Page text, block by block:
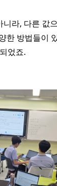
니라, 다른 값
한 방법들이
되었죠.